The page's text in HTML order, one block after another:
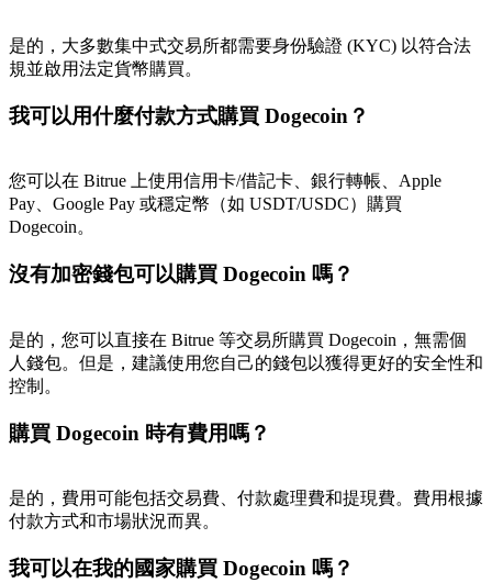
是的，大多數集中式交易所都需要身份驗證 (KYC) 以符合法
規並啟用法定貨幣購買。
我可以用什麼付款方式購買 Dogecoin？
您可以在 Bitrue 上使用信用卡/借記卡、銀行轉帳、Apple
Pay、Google Pay 或穩定幣（如 USDT/USDC）購買
Dogecoin。
沒有加密錢包可以購買 Dogecoin 嗎？
是的，您可以直接在 Bitrue 等交易所購買 Dogecoin，無需個
人錢包。但是，建議使用您自己的錢包以獲得更好的安全性和
控制。
購買 Dogecoin 時有費用嗎？
是的，費用可能包括交易費、付款處理費和提現費。費用根據
付款方式和市場狀況而異。
我可以在我的國家購買 Dogecoin 嗎？